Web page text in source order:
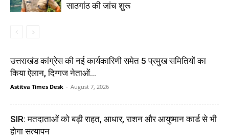
साठगांठ की जांच शुरू
उत्तराखंड कांग्रेस की नई कार्यकारिणी समेत 5 प्रमुख समितियों का
किया ऐलान, दिग्गज नेताओं...
Astitva Times Desk - August 7, 2026
SIR: मतदाताओं को बड़ी राहत, आधार, राशन और आयुष्मान कार्ड से भी
होगा सत्यापन